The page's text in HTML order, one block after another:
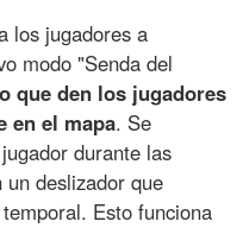
los jugadores a
modo "Senda del
que den los jugadores
en el mapa. Se
durante las
deslizador que
Esto funciona